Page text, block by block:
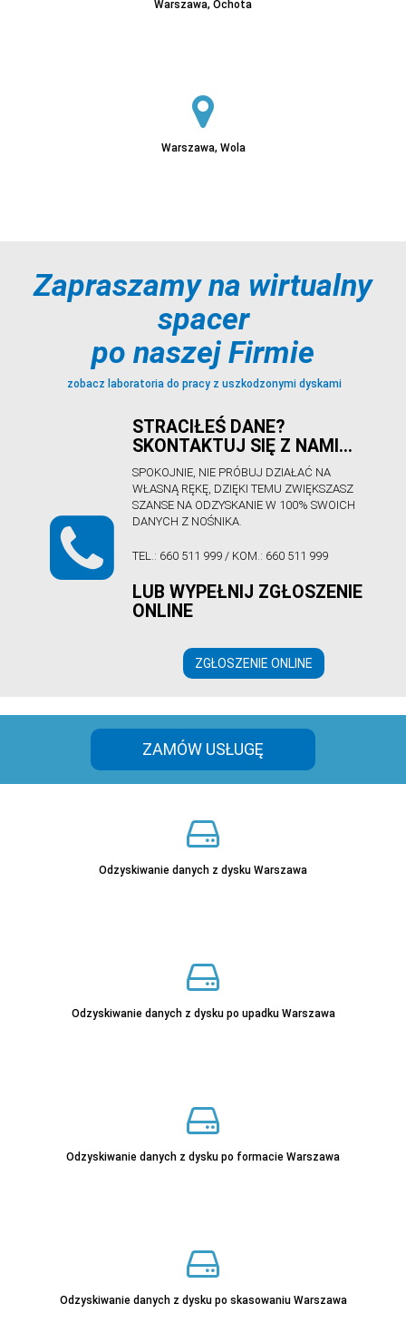
Sprawdź
Warszawa, Ochota
Warszawa, Wola
Sprawdź
Zapraszamy na wirtualny
spacer
po naszej Firmie
zobacz laboratoria do pracy z uszkodzonymi dyskami
STRACIŁEŚ DANE?
SKONTAKTUJ SIĘ Z NAMI…
SPOKOJNIE, NIE PRÓBUJ DZIAŁAĆ NA
WŁASNĄ RĘKĘ, DZIĘKI TEMU ZWIĘKSZASZ
SZANSE NA ODZYSKANIE W 100% SWOICH
DANYCH Z NOŚNIKA.
TEL.: 660 511 999 / KOM.: 660 511 999
LUB WYPEŁNIJ ZGŁOSZENIE
ONLINE
ZGŁOSZENIE ONLINE
ZAMÓW USŁUGĘ
Odzyskiwanie danych z dysku Warszawa
Odzyskiwanie danych z dysku po upadku Warszawa
Odzyskiwanie danych z dysku po formacie Warszawa
Odzyskiwanie danych z dysku po skasowaniu Warszawa